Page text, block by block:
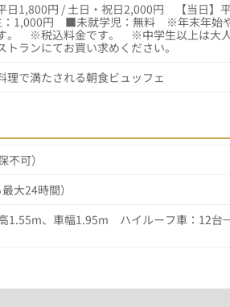
日1,800円 / 土日・祝日2,000円 【当日】
1,000円 ■未就学児：無料 ※年末年始や
す。 ※税込料金です。 ※中学生以上は大
トランにてお買い求めください。
理で満たされる朝食ビュッフェ
不可）
大24時間）
1.55m、車幅1.95m ハイルーフ車：12台